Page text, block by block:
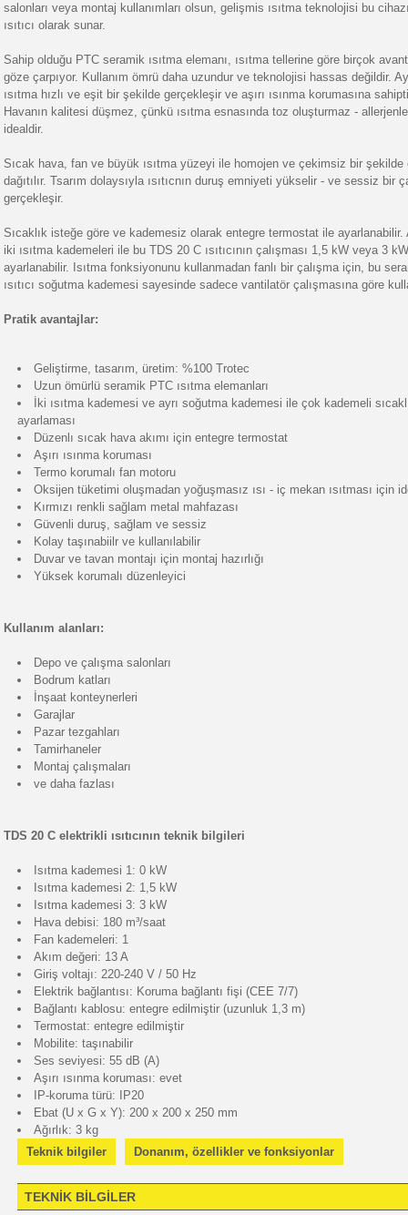
salonları veya montaj kullanımları olsun, gelişmis ısıtma teknolojisi bu
ısıtıcı olarak sunar.
Sahip olduğu PTC seramik ısıtma elemanı, ısıtma tellerine göre birçok
göze çarpıyor. Kullanım ömrü daha uzundur ve teknolojisi hassas değildir.
ısıtma hızlı ve eşit bir şekilde gerçekleşir ve aşırı ısınma korumasına
Havanın kalitesi düşmez, çünkü ısıtma esnasında toz oluşturmaz -
idealdir.
Sıcak hava, fan ve büyük ısıtma yüzeyi ile homojen ve çekimsiz bir şekilde
dağıtılır. Tsarım dolaysıyla ısıtıcnın duruş emniyeti yükselir - ve sessiz bir
gerçekleşir.
Sıcaklık isteğe göre ve kademesiz olarak entegre termostat ile ayarlanabilir.
iki ısıtma kademeleri ile bu TDS 20 C ısıtıcının çalışması 1,5 kW veya 3
ayarlanabilir. Isıtma fonksiyonunu kullanmadan fanlı bir çalışma için, bu
ısıtıcı soğutma kademesi sayesinde sadece vantilatör çalışmasına göre
Pratik avantajlar:
Geliştirme, tasarım, üretim: %100 Trotec
Uzun ömürlü seramik PTC ısıtma elemanları
İki ısıtma kademesi ve ayrı soğutma kademesi ile çok kademeli
ayarlaması
Düzenlı sıcak hava akımı için entegre termostat
Aşırı ısınma koruması
Termo korumalı fan motoru
Oksijen tüketimi oluşmadan yoğuşmasız ısı - iç mekan ısıtması için
Kırmızı renkli sağlam metal mahfazası
Güvenli duruş, sağlam ve sessiz
Kolay taşınabiilr ve kullanılabilir
Duvar ve tavan montajı için montaj hazırlığı
Yüksek korumalı düzenleyici
Kullanım alanları:
Depo ve çalışma salonları
Bodrum katları
İnşaat konteynerleri
Garajlar
Pazar tezgahları
Tamirhaneler
Montaj çalışmaları
ve daha fazlası
TDS 20 C elektrikli ısıtıcının teknik bilgileri
Isıtma kademesi 1: 0 kW
Isıtma kademesi 2: 1,5 kW
Isıtma kademesi 3: 3 kW
Hava debisi: 180 m³/saat
Fan kademeleri: 1
Akım değeri: 13 A
Giriş voltajı: 220-240 V / 50 Hz
Elektrik bağlantısı: Koruma bağlantı fişi (CEE 7/7)
Bağlantı kablosu: entegre edilmiştir (uzunluk 1,3 m)
Termostat: entegre edilmiştir
Mobilite: taşınabilir
Ses seviyesi: 55 dB (A)
Aşırı ısınma koruması: evet
IP-koruma türü: IP20
Ebat (U x G x Y): 200 x 200 x 250 mm
Ağırlık: 3 kg
Teknik bilgiler
Donanım, özellikler ve fonksiyonlar
TEKNİK BİLGİLER